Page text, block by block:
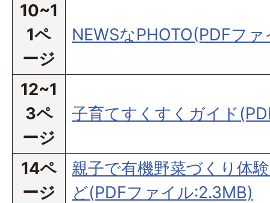
10~1
1ペ
ージ
NEWSなPHOTO(PDFフ
12~1
3ペ
ージ
子育てすくすくガイド
14ペ
ージ
親子で有機野菜づくり体
ど(PDFファイル:2.3MB)